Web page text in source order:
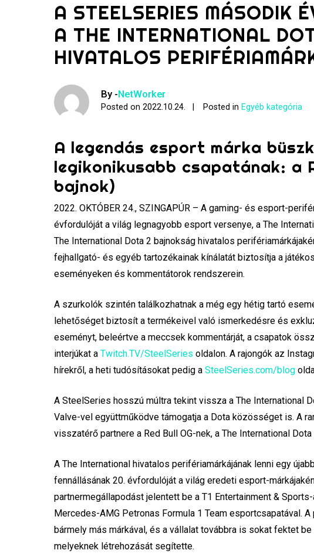
A STEELSERIES MÁSODIK
A THE INTERNATIONAL
HIVATALOS
By -NetWorker
Posted on2022.10.24. Posted in Egyéb kategória
A legendás esport márka
legikonikusabb csapatának: a
bajnok)
2022. OKTÓBER 24., SZINGAPÚR – A gaming- és esport-
évfordulóját a világ legnagyobb esport versenye, a The
The International Dota 2 bajnokság hivatalos
fejhallgató- és egyéb tartozékainak kínálatát biztosítja a
eseményeken és kommentátorok rendszerein.
A szurkolók szintén találkozhatnak a még egy hétig tartó
lehetőséget biztosít a termékeivel való ismerkedésre és
eseményt, beleértve a meccsek kommentárját, a csapatok
interjúkat aTwitch.TV/SteelSeries oldalon. A rajongók az
hírekről, a heti tudósításokat pedig aSteelSeries.com/blog
A SteelSeries hosszú múltra tekint vissza a The International
Valve-vel együttműködve támogatja a Dota közösséget is. A
visszatérő partnere a Red Bull OG-nek, a The International
A The International hivatalos perifériamárkájának lenni egy
fennállásának 20. évfordulóját a világ eredeti esport-
partnermegállapodást jelentett be a T1 Entertainment &
Mercedes-AMG Petronas Formula 1 Team esportcsapatával.
bármely más márkával, és a vállalat továbbra is sokat fektet
melyeknek létrehozását segítette.